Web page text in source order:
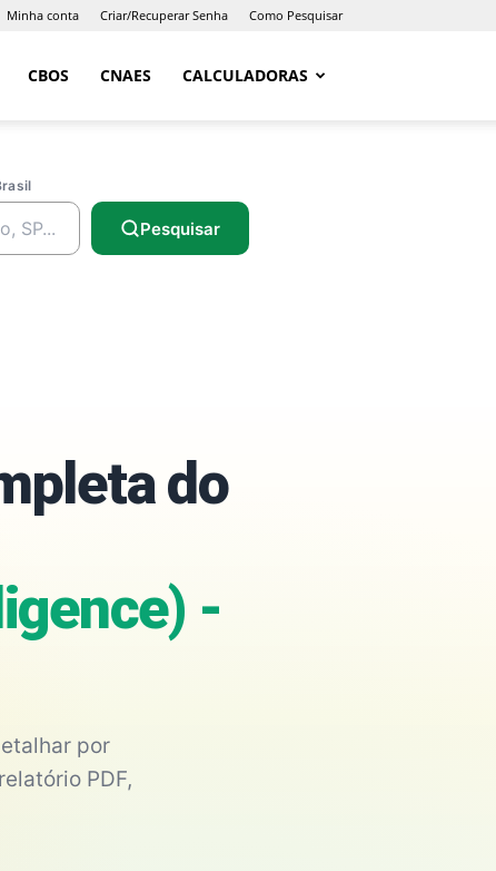
Minha conta Criar/Recuperar Senha Como Pesquisar
CBOS CNAES CALCULADORAS
Pesquisar
do
-
por
PDF,